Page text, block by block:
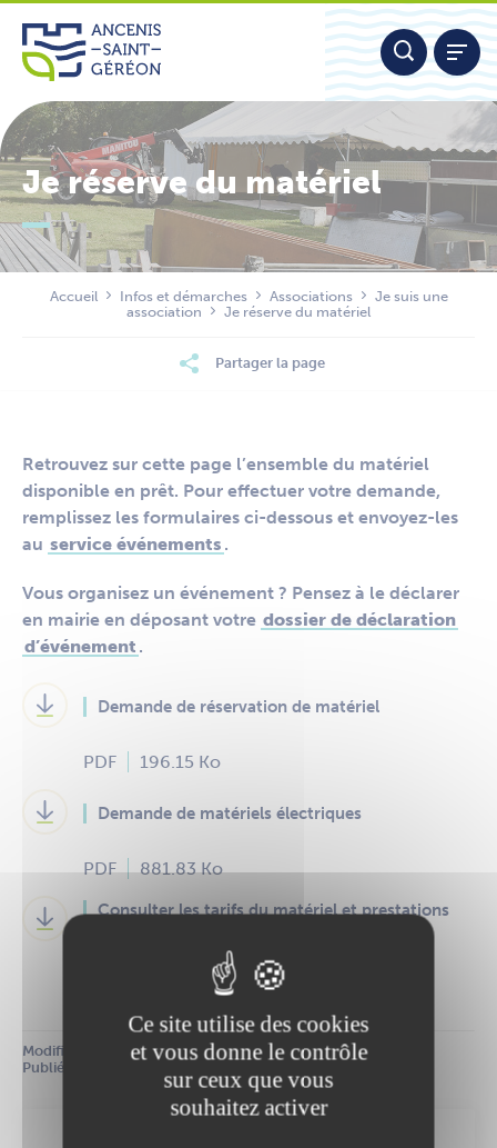
Aller
contenu
Nous contacter
Je réserve du matériel
Accueil Infos et démarches Associations
Je suis une
association
Je réserve du matériel
Partager la page
Retrouvez sur cette page l’ensemble du matériel
disponible en prêt. Pour effectuer votre demande,
remplissez les formulaires ci-dessous et envoyez-les
au service événements .
Vous organisez un événement ? Pensez à le déclarer
en mairie en déposant votre dossier de déclaration
d’événement .
Demande de réservation de matériel
PDF 196.15 Ko
Demande de matériels électriques
PDF 881.83 Ko
Consulter les tarifs du matériel et prestations
607.72 Ko
Modifié le :
15 janvier 2026
Publié le :
Panneau de gestion des cookies
Ce site utilise des cookies
et vous donne le contrôle
sur ceux que vous
souhaitez activer